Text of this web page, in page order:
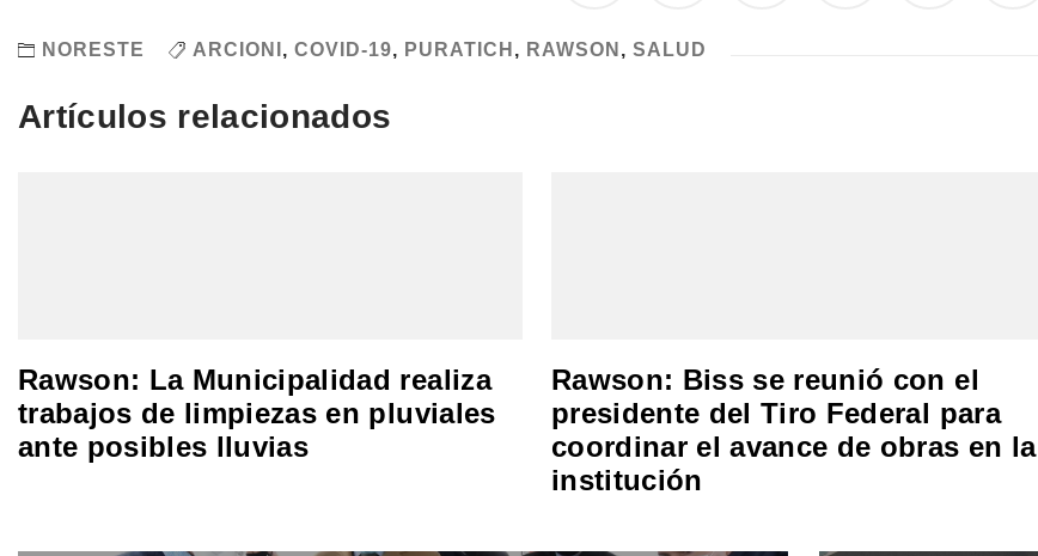
NORESTE ARCIONI , COVID-19, PURATICH , RAWSON , SALUD
Artículos relacionados
Rawson: La Municipalidad realiza
trabajos de limpiezas en pluviales
ante posibles lluvias
Rawson: Biss se reunió con el
presidente del Tiro Federal para
coordinar el avance de obras en la
institución